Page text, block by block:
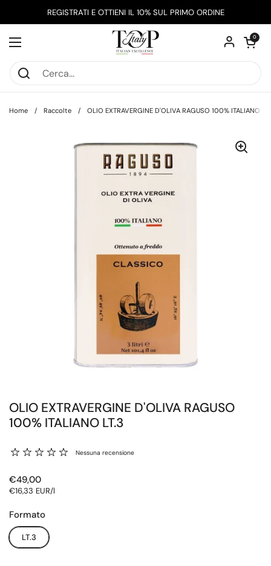
REGISTRATI E OTTIENI IL 10% SUL PRIMO ORDINE
Apri menu
Apri
0
Home / Raccolte / OLIO EXTRAVERGINE D'OLIVA RAGUSO 100% ITALIANO
OLIO EXTRAVERGINE D'OLIVA RAGUSO
100% ITALIANO LT.3
Nessuna recensione
Prezzo:
€49,00
Prezzo unitario:
€16,33 EUR/l
Formato
LT.3